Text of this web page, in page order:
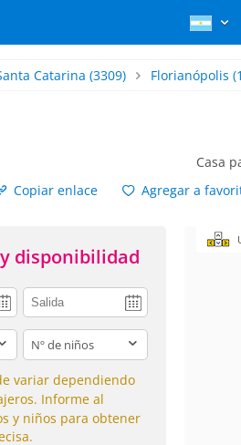
Catarina (3309) Florianópolis
Casa
Copiar enlace
Agregar a
disponibilidad
children
variar dependiendo
Informe al
y niños para obtener